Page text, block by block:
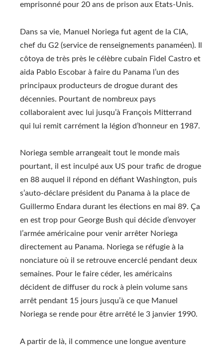
emprisonné pour 20 ans de prison aux Etats-Unis.
Dans sa vie, Manuel Noriega fut agent de la CIA,
chef du G2 (service de renseignements panaméen). Il
côtoya de très près le célèbre cubain Fidel Castro et
aida Pablo Escobar à faire du Panama l’un des
principaux producteurs de drogue durant des
décennies. Pourtant de nombreux pays
collaboraient avec lui jusqu’à François Mitterrand
qui lui remit carrément la légion d’honneur en 1987.
Noriega semble arrangeait tout le monde mais
pourtant, il est inculpé aux US pour trafic de drogue
en 88 auquel il répond en défiant Washington, puis
s’auto-déclare président du Panama à la place de
Guillermo Endara durant les élections en mai 89. Ça
en est trop pour George Bush qui décide d’envoyer
l’armée américaine pour venir arrêter Noriega
directement au Panama. Noriega se réfugie à la
nonciature où il se retrouve encerclé pendant deux
semaines. Pour le faire céder, les américains
décident de diffuser du rock à plein volume sans
arrêt pendant 15 jours jusqu’à ce que Manuel
Noriega se rende pour être arrêté le 3 janvier 1990.
A partir de là, il commence une longue aventure